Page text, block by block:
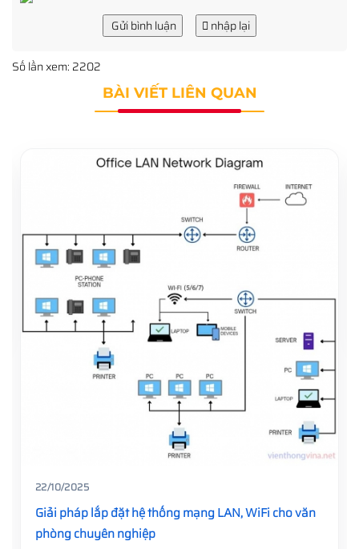
Gửi bình luận nhập lại
Số lần xem: 2202
BÀI VIẾT LIÊN QUAN
22/10/2025
Giải pháp lắp đặt hệ thống mạng LAN, WiFi cho văn
phòng chuyên nghiệp